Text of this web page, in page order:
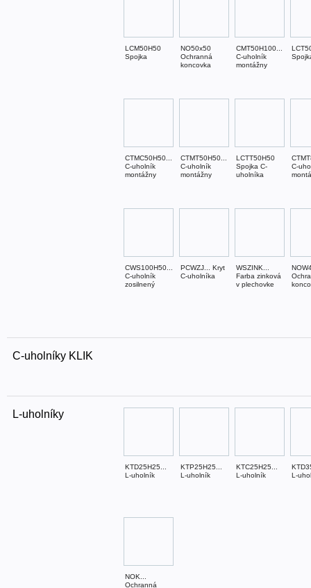
LCM50H50
Spojka
NO50x50
Ochranná
koncovka
CMT50H100...
C-uholník
montážny
CTMC50H50...
C-uholník
montážny
CTMT50H50...
C-uholník
montážny
LCTT50H50
Spojka C-
uholníka
C-
CWS100H50...
C-uholník
zosilnený
PCWZJ... Kryt
C-uholníka
WSZINK...
Farba zinková
v plechovke
C-uholníky KLIK
L-uholníky
KTD25H25...
L-uholník
KTP25H25...
L-uholník
KTC25H25...
L-uholník
L-
NOK...
Ochranná